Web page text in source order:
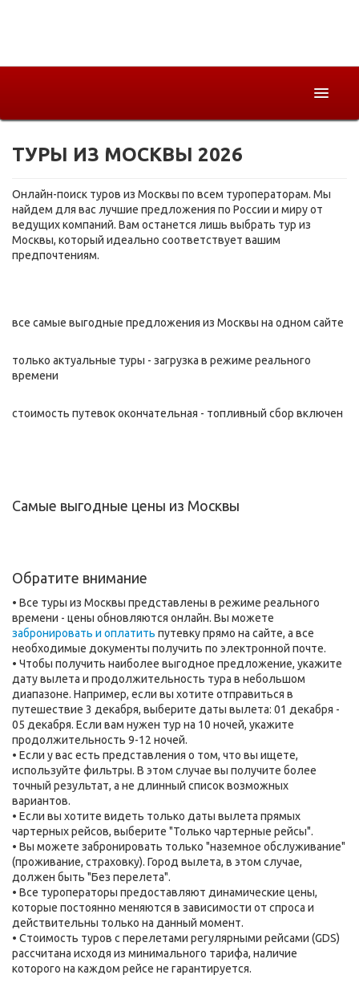
Горящие
Как купить
О компании
ТУРЫ ИЗ МОСКВЫ 2026
Онлайн-поиск туров из Москвы по всем туроператорам. Мы
найдем для вас лучшие предложения по России и миру от
ведущих компаний. Вам останется лишь выбрать тур из
Москвы, который идеально соответствует вашим
предпочтениям.
все самые выгодные предложения из Москвы на одном сайте
только актуальные туры - загрузка в режиме реального
времени
стоимость путевок окончательная - топливный сбор включен
Самые выгодные цены из Москвы
Обратите внимание
• Все туры из Москвы представлены в режиме реального
времени - цены обновляются онлайн. Вы можете
забронировать и оплатить путевку прямо на сайте, а все
необходимые документы получить по электронной почте.
• Чтобы получить наиболее выгодное предложение, укажите
дату вылета и продолжительность тура в небольшом
диапазоне. Например, если вы хотите отправиться в
путешествие 3 декабря, выберите даты вылета: 01 декабря -
05 декабря. Если вам нужен тур на 10 ночей, укажите
продолжительность 9-12 ночей.
• Если у вас есть представления о том, что вы ищете,
используйте фильтры. В этом случае вы получите более
точный результат, а не длинный список возможных
вариантов.
• Если вы хотите видеть только даты вылета прямых
чартерных рейсов, выберите "Только чартерные рейсы".
• Вы можете забронировать только "наземное обслуживание"
(проживание, страховку). Город вылета, в этом случае,
должен быть "Без перелета".
• Все туроператоры предоставляют динамические цены,
которые постоянно меняются в зависимости от спроса и
действительны только на данный момент.
• Стоимость туров с перелетами регулярными рейсами (GDS)
рассчитана исходя из минимального тарифа, наличие
которого на каждом рейсе не гарантируется.